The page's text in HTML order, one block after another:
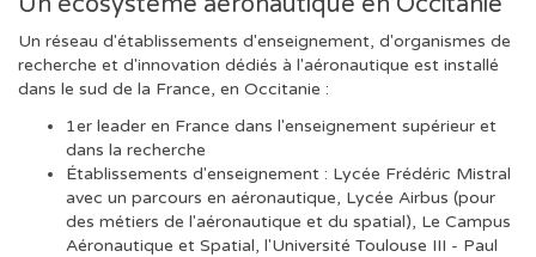
Un réseau d'établissements d'enseignement, d'organismes de
recherche et d'innovation dédiés à l'aéronautique est installé
dans le sud de la France, en Occitanie :
1er leader en France dans l'enseignement supérieur et
dans la recherche
Établissements d'enseignement : Lycée Frédéric Mistral
avec un parcours en aéronautique, Lycée Airbus (pour
des métiers de l'aéronautique et du spatial), Le Campus
Aéronautique et Spatial, l'Université Toulouse III - Paul